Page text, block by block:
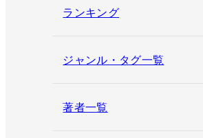
ランキング
ジャンル・タグ一覧
著者一覧